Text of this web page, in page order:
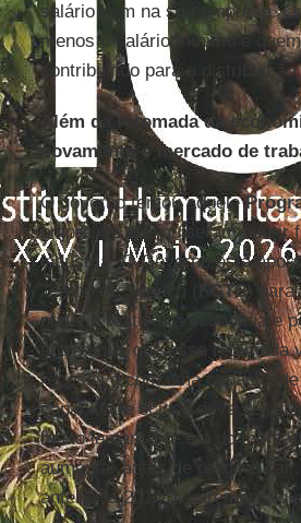
salário bom na sua empresa.
menos o salário mínimo e
contribuindo para a
Além da retomada da
novamente o mercado de
O governo tentou aquele
empresas que quiseram aderir
indústria. O Governo está
Tempo de Serviço (
FGTS) para
poderia reativar a economia e
entretanto, que essa retomada
recessivo com uma
capacidade ociosa deve ser
muito lentamente e a do
aumentar antes de reagir e
anterior a 2014, levaremos